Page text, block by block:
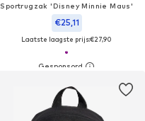
Sportrugzak 'Disney Minnie Maus'
€25,11
Laatste laagste prijs:€27,90